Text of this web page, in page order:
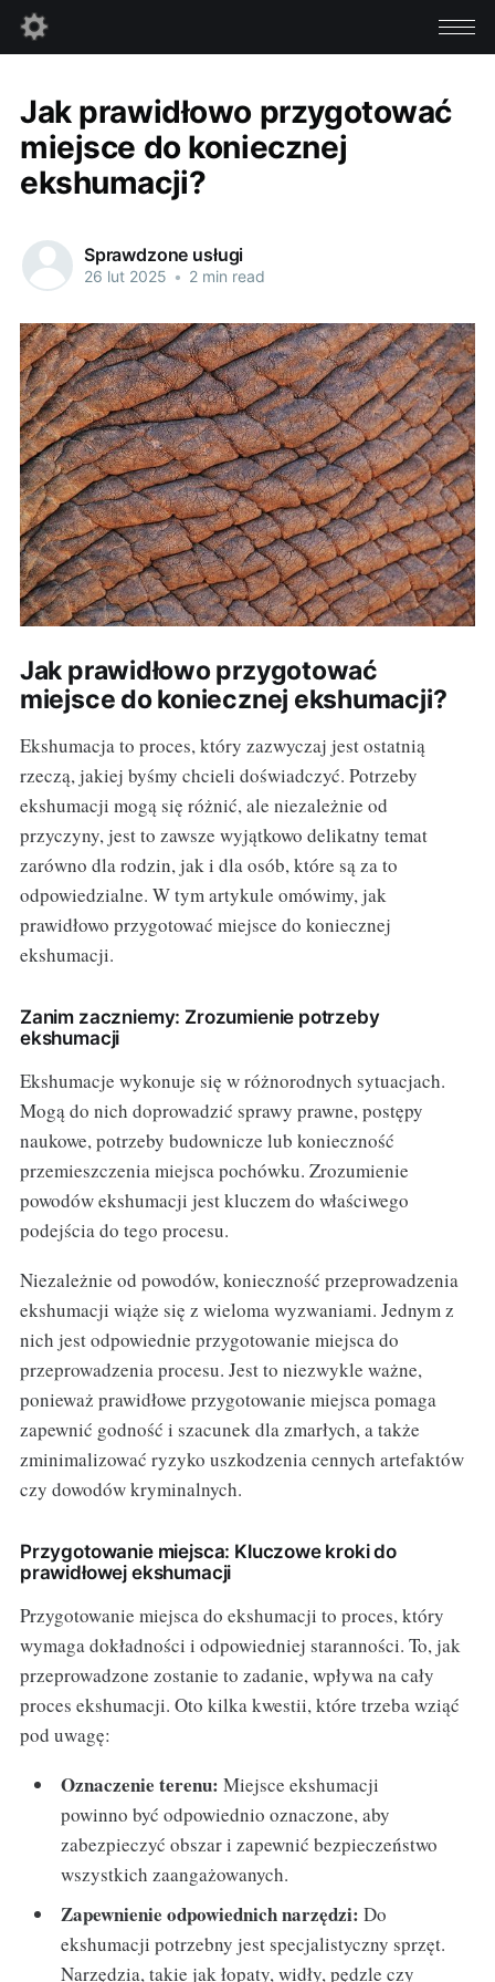
Jak prawidłowo przygotować
miejsce do koniecznej
ekshumacji?
Sprawdzone usługi
26 lut 2025 • 2 min read
Jak prawidłowo przygotować
miejsce do koniecznej ekshumacji?
Ekshumacja to proces, który zazwyczaj jest ostatnią
rzeczą, jakiej byśmy chcieli doświadczyć. Potrzeby
ekshumacji mogą się różnić, ale niezależnie od
przyczyny, jest to zawsze wyjątkowo delikatny temat
zarówno dla rodzin, jak i dla osób, które są za to
odpowiedzialne. W tym artykule omówimy, jak
prawidłowo przygotować miejsce do koniecznej
ekshumacji.
Zanim zaczniemy: Zrozumienie potrzeby
ekshumacji
Ekshumacje wykonuje się w różnorodnych sytuacjach.
Mogą do nich doprowadzić sprawy prawne, postępy
naukowe, potrzeby budownicze lub konieczność
przemieszczenia miejsca pochówku. Zrozumienie
powodów ekshumacji jest kluczem do właściwego
podejścia do tego procesu.
Niezależnie od powodów, konieczność przeprowadzenia
ekshumacji wiąże się z wieloma wyzwaniami. Jednym z
nich jest odpowiednie przygotowanie miejsca do
przeprowadzenia procesu. Jest to niezwykle ważne,
ponieważ prawidłowe przygotowanie miejsca pomaga
zapewnić godność i szacunek dla zmarłych, a także
zminimalizować ryzyko uszkodzenia cennych artefaktów
czy dowodów kryminalnych.
Przygotowanie miejsca: Kluczowe kroki do
prawidłowej ekshumacji
Przygotowanie miejsca do ekshumacji to proces, który
wymaga dokładności i odpowiedniej staranności. To, jak
przeprowadzone zostanie to zadanie, wpływa na cały
proces ekshumacji. Oto kilka kwestii, które trzeba wziąć
pod uwagę:
Oznaczenie terenu: Miejsce ekshumacji
powinno być odpowiednio oznaczone, aby
zabezpieczyć obszar i zapewnić bezpieczeństwo
wszystkich zaangażowanych.
Zapewnienie odpowiednich narzędzi: Do
ekshumacji potrzebny jest specjalistyczny sprzęt.
Narzędzia, takie jak łopaty, widły, pędzle czy